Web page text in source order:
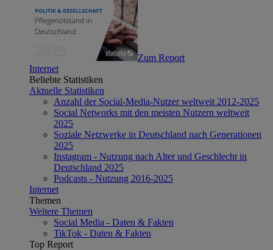
Zum Report
Internet
Beliebte Statistiken
Aktuelle Statistiken
Anzahl der Social-Media-Nutzer weltweit 2012-2025
Social Networks mit den meisten Nutzern weltweit
2025
Soziale Netzwerke in Deutschland nach Generationen
2025
Instagram - Nutzung nach Alter und Geschlecht in
Deutschland 2025
Podcasts - Nutzung 2016-2025
Internet
Themen
Weitere Themen
Social Media - Daten & Fakten
TikTok - Daten & Fakten
Top Report